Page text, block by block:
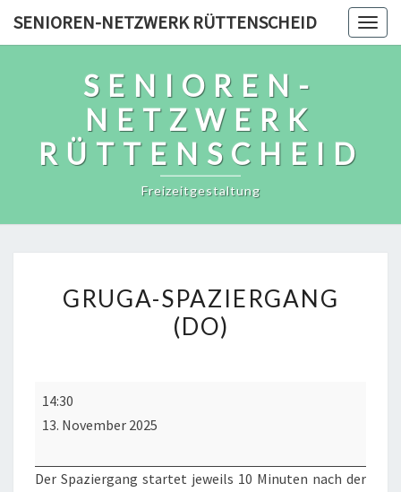
SENIOREN-NETZWERK RÜTTENSCHEID
SENIOREN-
NETZWERK
RÜTTENSCHEID
Freizeitgestaltung
SPAZIERGANG
(DO)
GRUGA-SPAZIERGANG
(DO)
Gruga-
Spaziergang
14:30
13. November 2025
Der Spaziergang startet jeweils 10 Minuten nach der